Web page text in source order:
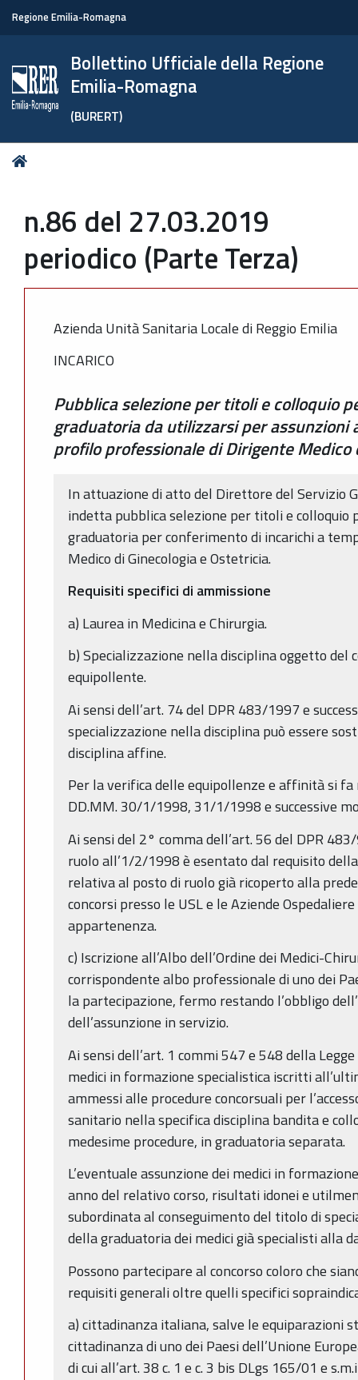
Regione Emilia-Romagna
Bollettino Ufficiale della Regione
Emilia-Romagna
(BURERT)
Tu
n.86 del 27.03.2019
periodico (Parte Terza)
Azienda Unità Sanitaria Locale di Reggio Emilia
INCARICO
Pubblica selezione per titoli e colloquio
graduatoria da utilizzarsi per
profilo professionale di Dirigente Medico
In attuazione di atto del Direttore del Servizio
indetta pubblica selezione per titoli e colloquio
graduatoria per conferimento di incarichi a
Medico di Ginecologia e Ostetricia.
Requisiti specifici di ammissione
a) Laurea in Medicina e Chirurgia.
b) Specializzazione nella disciplina oggetto del
equipollente.
Ai sensi dell’art. 74 del DPR 483/1997 e
specializzazione nella disciplina può essere
disciplina affine.
Per la verifica delle equipollenze e affinità si
DD.MM. 30/1/1998, 31/1/1998 e successive
Ai sensi del 2° comma dell’art. 56 del DPR
ruolo all’1/2/1998 è esentato dal requisito
relativa al posto di ruolo già ricoperto alla
concorsi presso le USL e le Aziende
appartenenza.
c) Iscrizione all’Albo dell’Ordine dei Medici-
corrispondente albo professionale di uno dei
la partecipazione, fermo restando l’obbligo
dell’assunzione in servizio.
Ai sensi dell’art. 1 commi 547 e 548 della
medici in formazione specialistica iscritti
ammessi alle procedure concorsuali per
sanitario nella specifica disciplina bandita e
medesime procedure, in graduatoria separata.
L’eventuale assunzione dei medici in
anno del relativo corso, risultati idonei e
subordinata al conseguimento del titolo di
della graduatoria dei medici già specialisti alla
Possono partecipare al concorso coloro che
requisiti generali oltre quelli specifici
a) cittadinanza italiana, salve le equiparazioni
cittadinanza di uno dei Paesi dell’Unione
di cui all’art. 38 c. 1 e c. 3 bis DLgs 165/01 e